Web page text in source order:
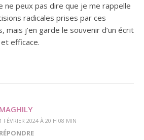
ne peux pas dire que je me rappelle
radicales prises par ces
mais j’en garde le souvenir d’un écrit
efficace.
MAGHILY
1 FÉVRIER 2024 À 20 H 08 MIN
RÉPONDRE